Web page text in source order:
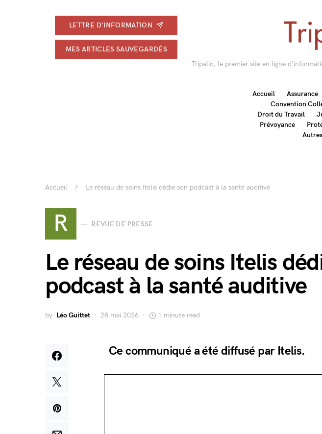
LETTRE D'INFORMATION
MES ARTICLES SAUVEGARDÉS
Tripalio, le premier site en ligne
Accueil Assurance
Convention
Droit du Travail
Prévoyance
Autres
Accueil Le réseau de soins Itelis dédie son podcast à la santé auditive
R REVUE DE PRESSE
Le réseau de soins Itelis
podcast à la santé auditive
by Léo Guittet 28 mai 2026 1 minute read
Ce communiqué a été diffusé par Itelis.